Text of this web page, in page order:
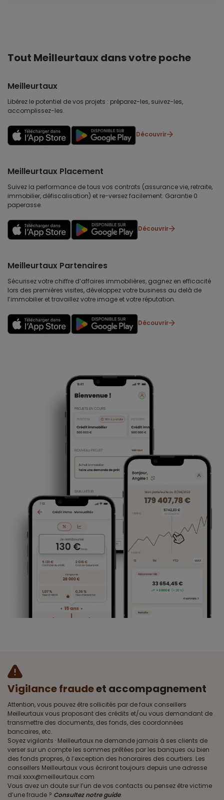
Tout Meilleurtaux dans votre poche
Meilleurtaux
Libérez le potentiel de vos projets : préparez-les, suivez-les,
accomplissez-les.
Découvrir
Meilleurtaux Placement
Suivez la performance de tous vos contrats (assurance vie, retraite,
immobilier, défiscalisation) et re-versez facilement. Garantie 0
paperasse.
Découvrir
Meilleurtaux Partenaires
Sécurisez votre chiffre d’affaires immobilières, gagnez en efficacité
lors des premières visites, développez votre business au delà de
l’immobilier et travaillez votre image et votre réputation.
Découvrir
Vigilance fraudeet accompagnement
Attention, vous pouvez être sollicités par de faux conseillers
Meilleurtaux vous proposant des crédits et/ou vous demandant de
transmettre des documents, des fonds, des coordonnées
bancaires, etc.
Soyez vigilants · Meilleurtaux ne demande jamais à ses clients de
verser sur un compte les sommes prêtées par les banques ou bien
des fonds propres, à l’exception des honoraires des courtiers. Les
conseillers Meilleurtaux vous écriront toujours depuis une adresse
mail xxxx@meilleurtaux.com
Vous avez un doute sur l’un de vos contacts ou pensez être victime
d’une fraude ? Consultez notre guide.